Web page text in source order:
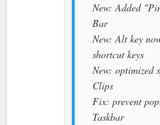
New: Added
Bar
New: Alt key
shortcut keys
New: optimized
Clips
Fix: prevent
Taskbar